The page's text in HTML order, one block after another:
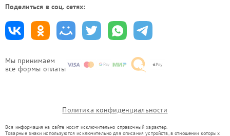
Мы принимаем
все формы оплаты
Поделиться в соц. сетях:
Политика конфиденциальности
Вся информация на сайте носит исключительно справочный характер.
Товарные знаки используются исключительно для описания устройств, в отношении которых